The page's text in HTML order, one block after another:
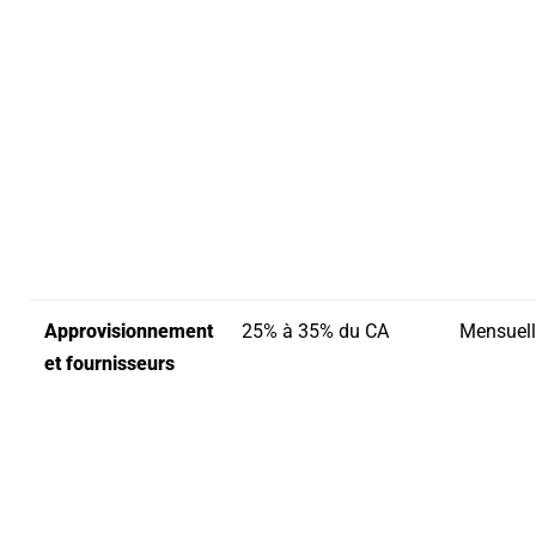
Approvisionnement
et fournisseurs
25% à 35% du CA